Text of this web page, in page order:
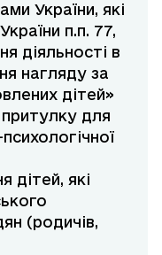
України, які
п.п. 77,
діяльності в
нагляду за
дітей»
для
дітей, які
(родичів,